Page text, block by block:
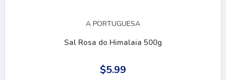
A PORTUGUESA
Sal Rosa do Himalaia 500g
$5.99